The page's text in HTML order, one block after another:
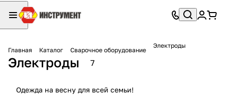
Главная Каталог Сварочное оборудование
Электроды
Электроды 7
Одежда на весну для всей семьи!